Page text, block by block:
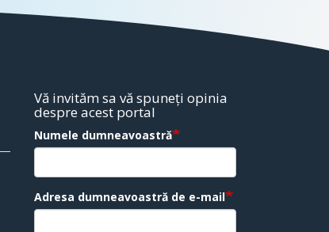
Vă invităm sa vă spuneți opinia
despre acest portal
Numele dumneavoastră
Adresa dumneavoastră de e-mail